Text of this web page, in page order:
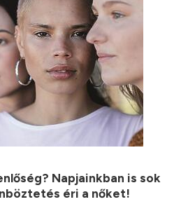
Napjainkban is sok
éri a nőket!